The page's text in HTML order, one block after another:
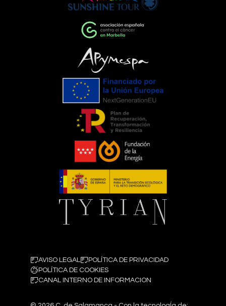
AVISO LEGAL
POLÍTICA DE PRIVACIDAD
POLÍTICA DE COOKIES
CANAL INTERNO DE INFORMACION